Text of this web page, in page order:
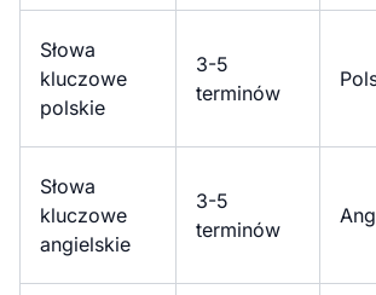
Słowa
kluczowe
polskie
3-5
terminów
Słowa
kluczowe
angielskie
3-5
terminów